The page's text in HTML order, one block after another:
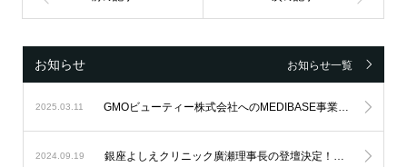
お知らせ お知らせ一覧
2025.03.11 GMOビューティー株式会社へのMEDIBASE事業の承継のお知らせ
2024.09.19 銀座よしえクリニック廣瀬理事長の登壇決定！美容・自由診療向け電子カルテ「MEDIBASE」、「自費研フェスティバル2024」に出展